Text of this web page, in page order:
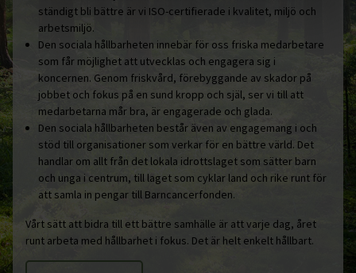
ständigt bli bättre är vi ISO-certifierade i kvalitet, miljö och
arbetsmiljö.
Den sociala hållbarheten innebär för oss friska medarbetare
som får möjlighet att utvecklas och engagera sig i
koncernen. Genom friskvård, förebyggande av skador på
jobbet och fokus på en sund kropp och själ, ser vi till att
medarbetarna mår bra, är engagerade och glada.
Den sociala hållbarheten består även av engagemang i och
stöd till organisationer som verkar för en bättre värld. Det
handlar om allt från det lokala idrottslaget som sätter barn
och unga i centrum, till laget som cyklar land och rike runt för
att samla in pengar till Barncancerfonden.
Vårt sätt att bidra till ett bättre samhälle är att varje dag, året
runt arbeta med hållbarhet i fokus. Det är helt enkelt hållbart.